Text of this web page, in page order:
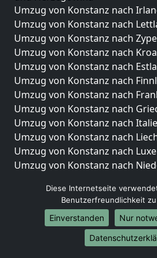
Umzug von Konstanz nach
Umzug von Konstanz nach
Umzug von Konstanz nach
Umzug von Konstanz nach
Umzug von Konstanz nach
Umzug von Konstanz nach
Umzug von Konstanz nach
Umzug von Konstanz nach
Umzug von Konstanz nach
Umzug von Konstanz nach
Umzug von Konstanz nach
Umzug von Konstanz nach
Umzüge-Deutschlandweit
Umzug von Konstanz nach
Umzug von Konstanz nach
Umzug von Konstanz nach
Diese Internetseite
Benutzerfreundlichkeit
Einverstanden
Nur